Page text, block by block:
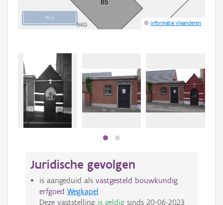
10 m
©Informatie Vlaanderen
Juridische gevolgen
is aangeduid als vastgesteld bouwkundig
erfgoed Wegkapel
Deze vaststelling is geldigsinds 20-06-2023